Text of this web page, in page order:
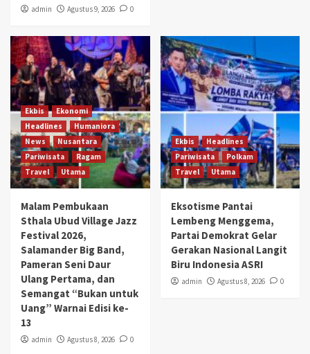
admin Agustus 9, 2026 0
Ekbis
Ekonomi
Headlines
Humaniora
News
Nusantara
Pariwisata
Ragam
Travel
Utama
Malam Pembukaan
Sthala Ubud Village Jazz
Festival 2026,
Salamander Big Band,
Pameran Seni Daur
Ulang Pertama, dan
Semangat “Bukan untuk
Uang” Warnai Edisi ke-
13
admin Agustus 8, 2026 0
Ekbis
Headlines
Pariwisata
Polkam
Travel
Utama
Eksotisme Pantai
Lembeng Menggema,
Partai Demokrat Gelar
Gerakan Nasional Langit
Biru Indonesia ASRI
admin Agustus 8, 2026 0